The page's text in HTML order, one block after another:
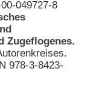
049727-8
Zugeflogenes.
978-3-8423-